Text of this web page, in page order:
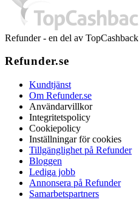
Refunder - en del av TopCashback
Refunder.se
Kundtjänst
Om Refunder.se
Användarvillkor
Integritetspolicy
Cookiepolicy
Inställningar för cookies
Tillgänglighet på Refunder
Bloggen
Lediga jobb
Annonsera på Refunder
Samarbetspartners